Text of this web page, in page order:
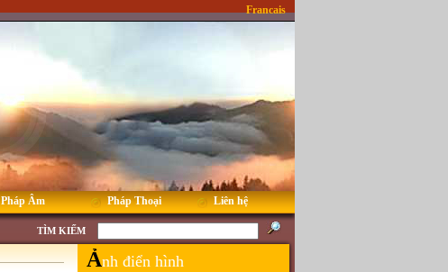
Francais
Pháp Âm Pháp Thoại Liên hệ
TÌM KIẾM
Ảnh điển hình